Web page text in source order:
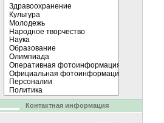
Контактная информация